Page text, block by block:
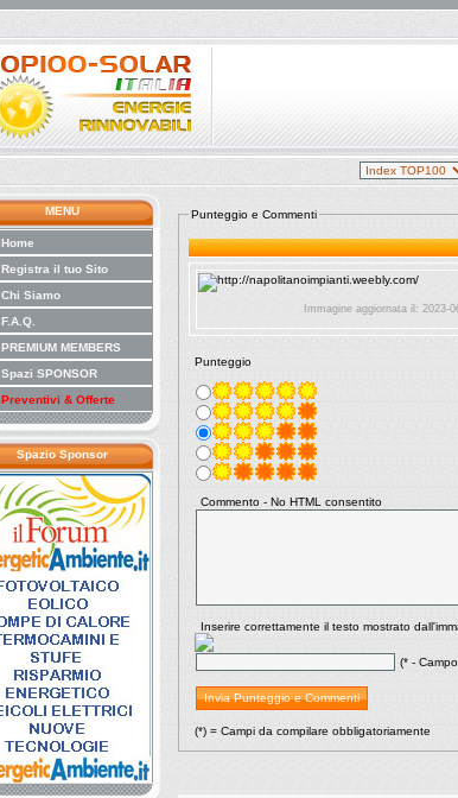
MENU
Home
Registra il tuo Sito
Chi Siamo
F.A.Q.
PREMIUM MEMBERS
Spazi SPONSOR
Preventivi & Offerte
Spazio Sponsor
Punteggio e Commenti
Immagine aggiornata il: 2023-
Punteggio
Commento - No HTML consentito
Inserire correttamente il testo mostrato
(* -
(*) = Campi da compilare obbligatoriamente